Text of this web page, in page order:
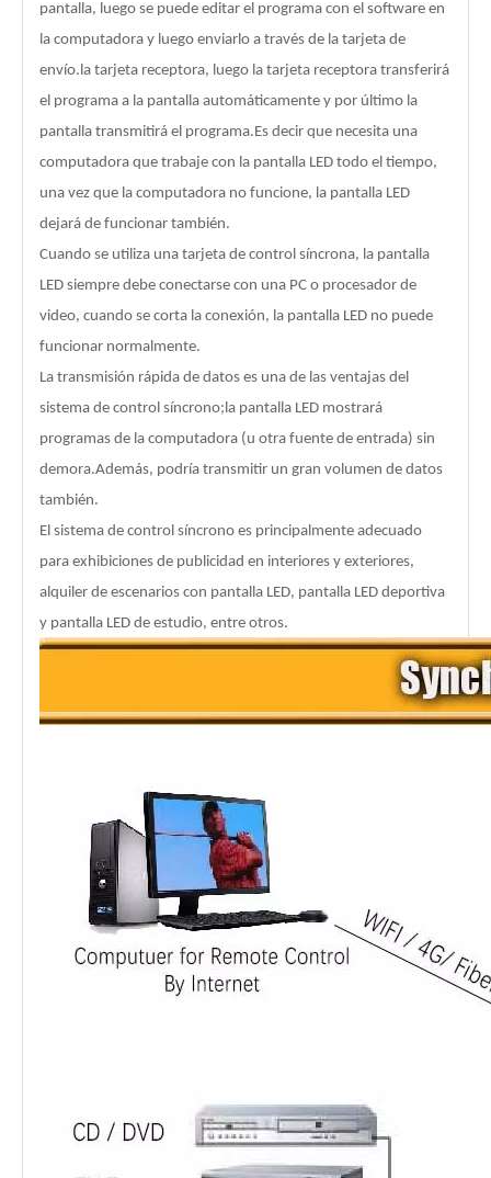
pantalla, luego se puede editar el programa con el software en
la computadora y luego enviarlo a través de la tarjeta de
envío.la tarjeta receptora, luego la tarjeta receptora transferirá
el programa a la pantalla automáticamente y por último la
pantalla transmitirá el programa.Es decir que necesita una
computadora que trabaje con la pantalla LED todo el tiempo,
una vez que la computadora no funcione, la pantalla LED
dejará de funcionar también.
Cuando se utiliza una tarjeta de control síncrona, la pantalla
LED siempre debe conectarse con una PC o procesador de
video, cuando se corta la conexión, la pantalla LED no puede
funcionar normalmente.
La transmisión rápida de datos es una de las ventajas del
sistema de control síncrono;la pantalla LED mostrará
programas de la computadora (u otra fuente de entrada) sin
demora.Además, podría transmitir un gran volumen de datos
también.
El sistema de control síncrono es principalmente adecuado
para exhibiciones de publicidad en interiores y exteriores,
alquiler de escenarios con pantalla LED, pantalla LED deportiva
y pantalla LED de estudio, entre otros.